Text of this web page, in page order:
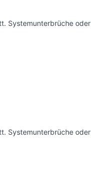
Systemunterbrüche oder
Systemunterbrüche oder